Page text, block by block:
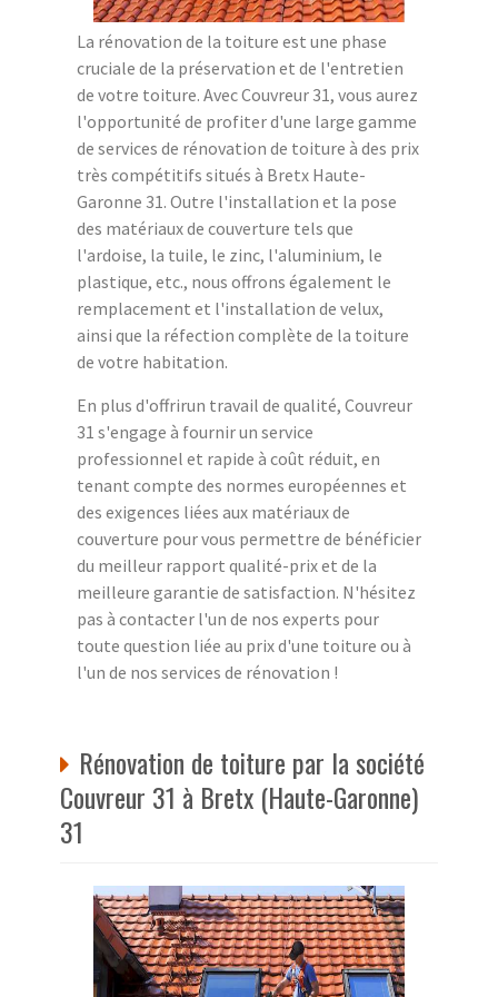
La rénovation de la toiture est une phase
cruciale de la préservation et de l'entretien
de votre toiture. Avec Couvreur 31, vous aurez
l'opportunité de profiter d'une large gamme
de services de rénovation de toiture à des prix
très compétitifs situés à Bretx Haute-
Garonne 31. Outre l'installation et la pose
des matériaux de couverture tels que
l'ardoise, la tuile, le zinc, l'aluminium, le
plastique, etc., nous offrons également le
remplacement et l'installation de velux,
ainsi que la réfection complète de la toiture
de votre habitation.
En plus d'offrirun travail de qualité, Couvreur
31 s'engage à fournir un service
professionnel et rapide à coût réduit, en
tenant compte des normes européennes et
des exigences liées aux matériaux de
couverture pour vous permettre de bénéficier
du meilleur rapport qualité-prix et de la
meilleure garantie de satisfaction. N'hésitez
pas à contacter l'un de nos experts pour
toute question liée au prix d'une toiture ou à
l'un de nos services de rénovation !
Rénovation de toiture par la société
Couvreur 31 à Bretx (Haute-Garonne)
31